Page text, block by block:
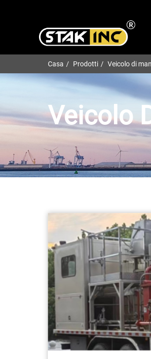
Casa Prodotti Veicolo di
Veicolo